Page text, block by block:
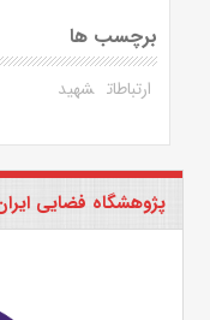
برچسب ها
ارتباطات شهید
پژوهشگاه فضایی